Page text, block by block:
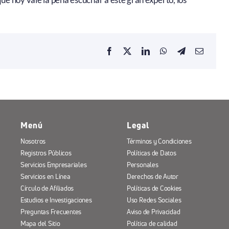
Menú
Nosotros
Registros Públicos
Servicios Empresariales
Servicios en Línea
Círculo de Afiliados
Estudios e Investigaciones
Preguntas Frecuentes
Mapa del Sitio
Legal
Términos y Condiciones
Políticas de Datos
Personales
Derechos de Autor
Políticas de Cookies
Uso Redes Sociales
Aviso de Privacidad
Política de calidad